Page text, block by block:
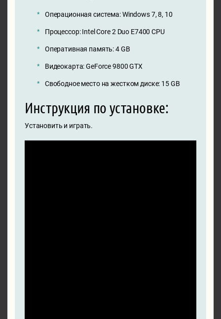
Операционная система: Windows 7, 8, 10
Процессор: Intel Core 2 Duo E7400 CPU
Оперативная память: 4 GB
Видеокарта: GeForce 9800 GTX
Свободное место на жестком диске: 15 GB
Инструкция по установке:
Установить и играть.